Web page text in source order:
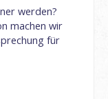
werden?
machen wir
für